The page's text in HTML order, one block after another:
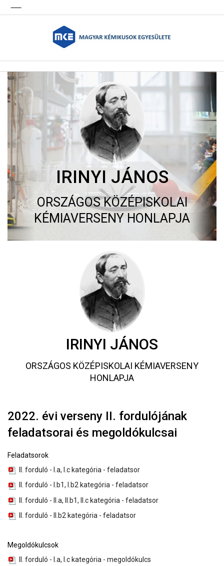
IRINYI JÁNOS
ORSZÁGOS KÖZÉPISKOLAI
KÉMIAVERSENY HONLAPJA
IRINYI JÁNOS
ORSZÁGOS KÖZÉPISKOLAI KÉMIAVERSENY
HONLAPJA
2022. évi verseny II. fordulójának
feladatsorai és megoldókulcsai
Feladatsorok
II. forduló - I.a, I.c kategória - feladatsor
II. forduló - I.b1, I.b2 kategória - feladatsor
II. forduló - II.a, II.b1, II.c kategória - feladatsor
II. forduló - II.b2 kategória - feladatsor
Megoldókulcsok
II. forduló - I.a, I.c kategória - megoldókulcs